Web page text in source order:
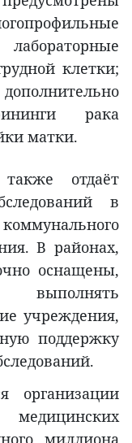
клетки;
рака
матки.
также отдаёт
в
В районах,
оснащены,
учреждения,
поддержку
организации
миллиона